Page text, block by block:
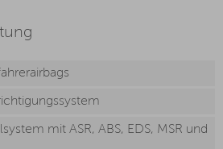
mit ASR, ABS, EDS, MSR und